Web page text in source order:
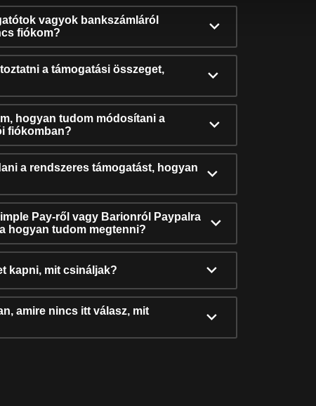
vagyok bankszámláról
fiókom?
a támogatási összeget,
hogyan tudom módosítani a
fiókomban?
a rendszeres támogatást, hogyan
Pay-ről vagy Barionról Paypalra
hogyan tudom megtenni?
kapni, mit csináljak?
amire nincs itt válasz, mit